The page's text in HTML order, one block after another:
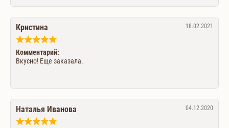
18.02.2021
Кристина
Комментарий:
Вкусно! Еще заказала.
04.12.2020
Наталья Иванова